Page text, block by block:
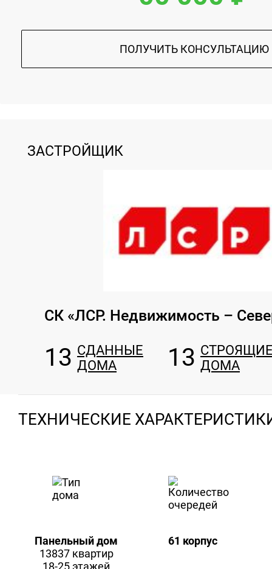
ПОЛУЧИТЬ КОНСУЛЬТАЦИЮ
ЗАСТРОЙЩИК
СК «ЛСР. Недвижимость –
13 СДАННЫЕ
ДОМА
13 ДОМА
ТЕХНИЧЕСКИЕ
Панельный дом
13837 квартир
18-25 этажей
61 корпус